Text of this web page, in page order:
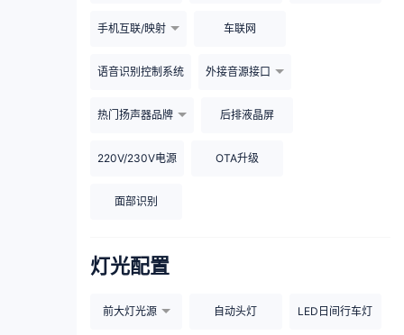
手机互联/映射 车联网
语音识别控制系统 外接音源接口
热门扬声器品牌 后排液晶屏
220V/230V电源 OTA升级
面部识别
灯光配置
前大灯光源 自动头灯 LED日间行车灯